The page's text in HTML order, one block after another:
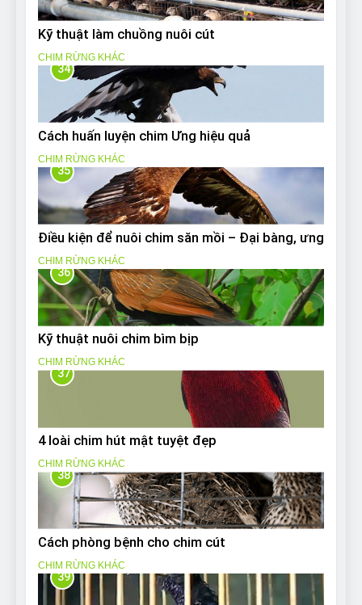
Kỹ thuật làm chuồng nuôi cút
CHIM RỪNG KHÁC
34
Cách huấn luyện chim Ưng hiệu quả
CHIM RỪNG KHÁC
35
Điều kiện để nuôi chim săn mồi – Đại bàng, ưng
CHIM RỪNG KHÁC
36
Kỹ thuật nuôi chim bìm bịp
CHIM RỪNG KHÁC
37
4 loài chim hút mật tuyệt đẹp
CHIM RỪNG KHÁC
38
Cách phòng bệnh cho chim cút
CHIM RỪNG KHÁC
39